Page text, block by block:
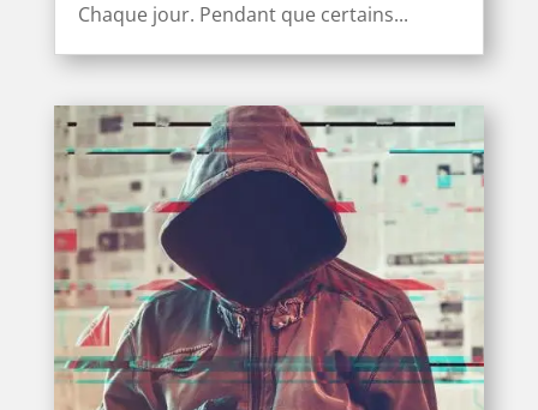
Chaque jour. Pendant que certains...